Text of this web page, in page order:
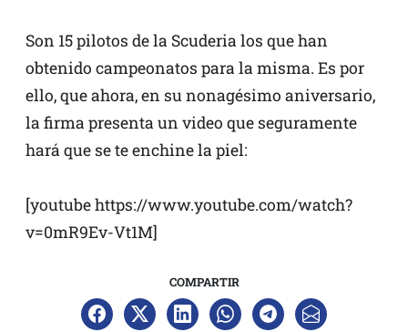
Son 15 pilotos de la Scuderia los que han
obtenido campeonatos para la misma. Es por
ello, que ahora, en su nonagésimo aniversario,
la firma presenta un video que seguramente
hará que se te enchine la piel:
[youtube https://www.youtube.com/watch?
v=0mR9Ev-Vt1M]
COMPARTIR